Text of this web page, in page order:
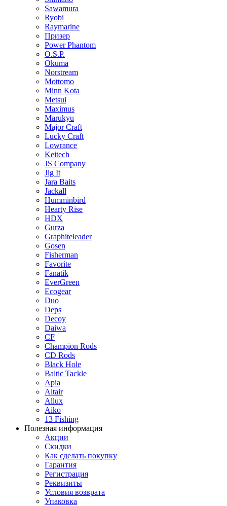
Sawamura
Ryobi
Raymarine
Призер
Power Phantom
O.S.P.
Okuma
Norstream
Mottomo
Minn Kota
Metsui
Maximus
Marukyu
Major Craft
Lucky Craft
Lowrance
Keitech
JS Company
Jig It
Jara Baits
Jackall
Humminbird
Hearty Rise
HDX
Gurza
Graphiteleader
Gosen
Fisherman
Favorite
Fanatik
EverGreen
Ecogear
Duo
Deps
Decoy
Daiwa
CF
Champion Rods
CD Rods
Black Hole
Baltic Tackle
Apia
Altair
Allux
Aiko
13 Fishing
Полезная информация
Акции
Скидки
Как сделать покупку
Гарантия
Регистрация
Реквизиты
Условия возврата
Упаковка